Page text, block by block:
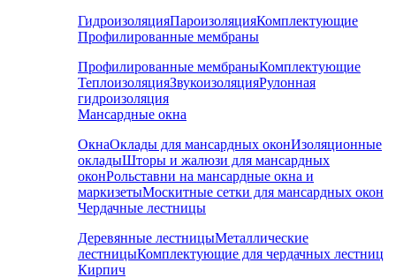
ГидроизоляцияПароизоляцияКомплектующие
Профилированные мембраны
Профилированные мембраныКомплектующие
ТеплоизоляцияЗвукоизоляцияРулонная
гидроизоляция
Мансардные окна
ОкнаОклады для мансардных оконИзоляционные
окладыШторы и жалюзи для мансардных
оконРольставни на мансардные окна и
маркизетыМоскитные сетки для мансардных окон
Чердачные лестницы
Деревянные лестницыМеталлические
лестницыКомплектующие для чердачных лестниц
Кирпич